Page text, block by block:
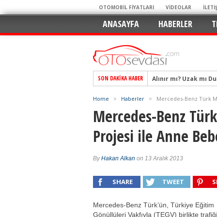
OTOMOBİL FİYATLARI VİDEOLAR
ANASAYFA HABERLER
SON DAKIKA HABER
Alpine A290 GTS:
EAT8’e Veda,
Crossover
Mercedes-Benz
Keskin Hatlar, GR
Geleceğin Kompakt
Pazarın Lideri,
Hem Şehirli Hem
TURKA’nın Dev
Home > Haberler > Mercedes-Benz Türk
Mercedes-Benz
Projesi ile Anne
ByHakan Alkan on 13 Aralık 2013
SHARE TWEET
Mercedes-Benz Türk’ün, Türkiye Eğitim
Gönüllüleri Vakfıyla (TEGV) birlikte